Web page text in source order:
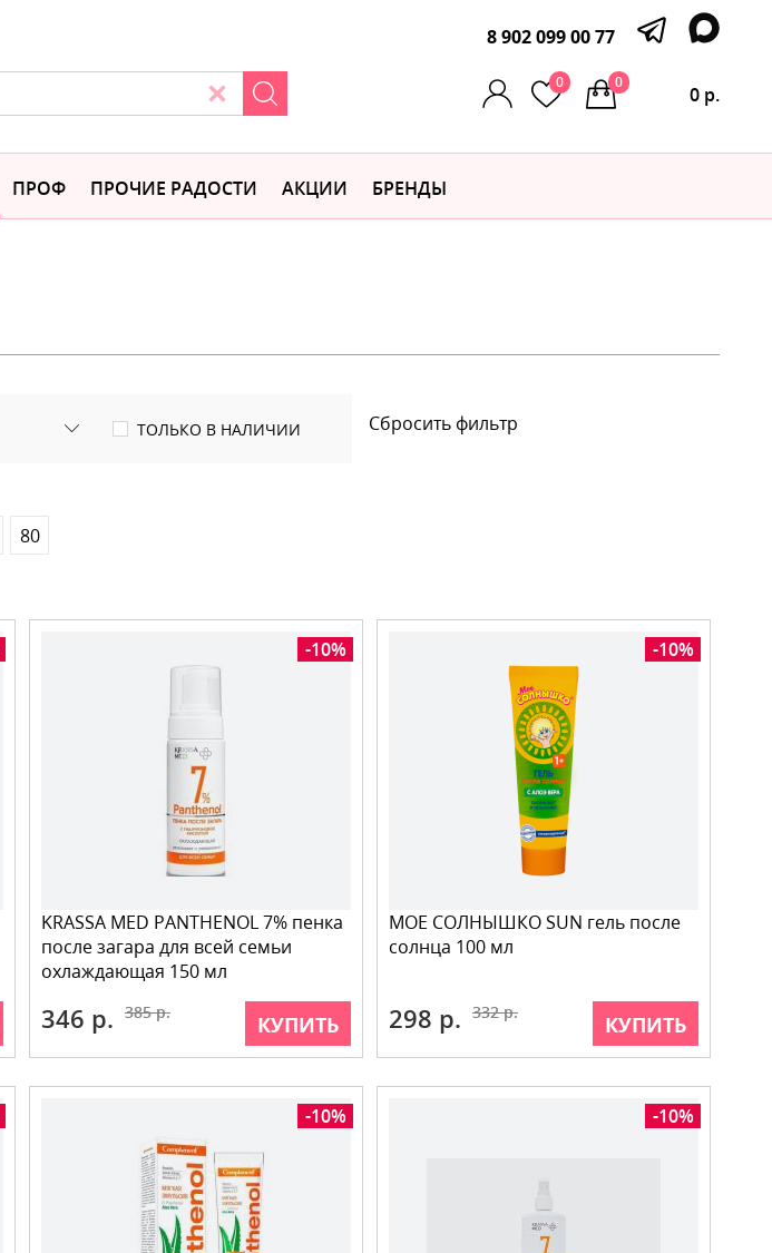
8 902 099 00 77
0
0 р.
0
ПРОФ ПРОЧИЕ РАДОСТИ АКЦИИ БРЕНДЫ
ТОЛЬКО В НАЛИЧИИ Сбросить фильтр
80
-10%
KRASSA MED PANTHENOL 7% пенка
после загара для всей семьи
охлаждающая 150 мл
346 р. 385 р. КУПИТЬ
-10%
МОЕ СОЛНЫШКО SUN гель после
солнца 100 мл
298 р. 332 р. КУПИТЬ
-10% -10%